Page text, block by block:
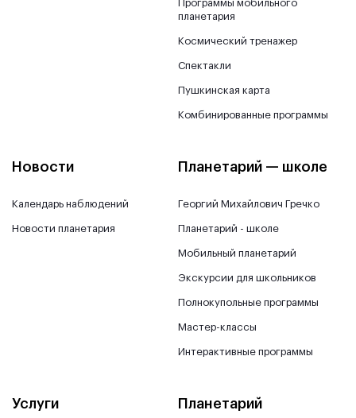
Программы мобильного
планетария
Космический тренажер
Спектакли
Пушкинская карта
Комбинированные программы
Новости
Календарь наблюдений
Новости планетария
Планетарий — школе
Георгий Михайлович Гречко
Планетарий - школе
Мобильный планетарий
Экскурсии для школьников
Полнокупольные программы
Мастер-классы
Интерактивные программы
Услуги Планетарий